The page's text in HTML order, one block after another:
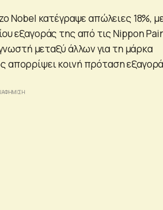
Nobel κατέγραψε απώλειες 18%,
εξαγοράς της από τις Nippon
μεταξύ άλλων για τη μάρκα
απορρίψει κοινή πρόταση